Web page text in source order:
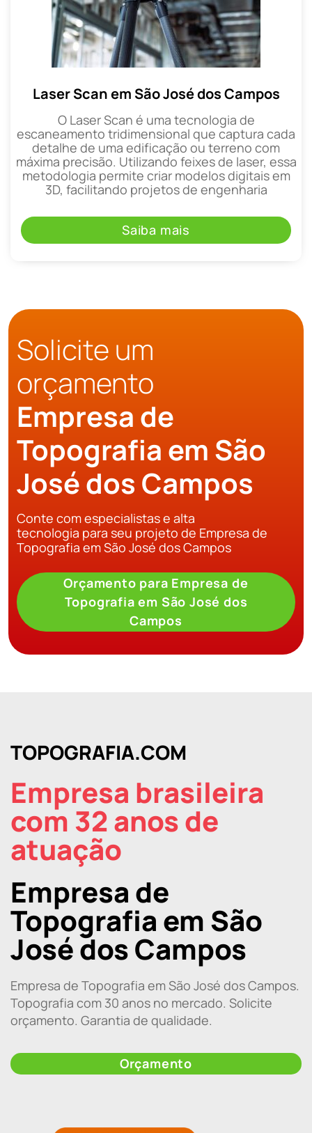
Laser Scan em São José dos Campos
O Laser Scan é uma tecnologia de
escaneamento tridimensional que captura cada
detalhe de uma edificação ou terreno com
máxima precisão. Utilizando feixes de laser, essa
metodologia permite criar modelos digitais em
3D, facilitando projetos de engenharia
Saiba mais
Solicite um
orçamento
Empresa de
Topografia em São
José dos Campos
Conte com especialistas e alta
tecnologia para seu projeto de Empresa de
Topografia em São José dos Campos
Orçamento para Empresa de
Topografia em São José dos
Campos
TOPOGRAFIA.COM
Empresa brasileira
com 32 anos de
atuação
Empresa de
Topografia em São
José dos Campos
Empresa de Topografia em São José dos Campos.
Topografia com 30 anos no mercado. Solicite
orçamento. Garantia de qualidade.
Orçamento